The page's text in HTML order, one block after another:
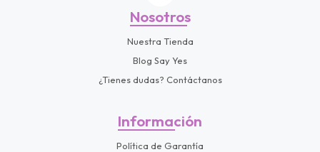
Nosotros
Nuestra Tienda
Blog Say Yes
¿Tienes dudas? Contáctanos
Información
Política de Garantía